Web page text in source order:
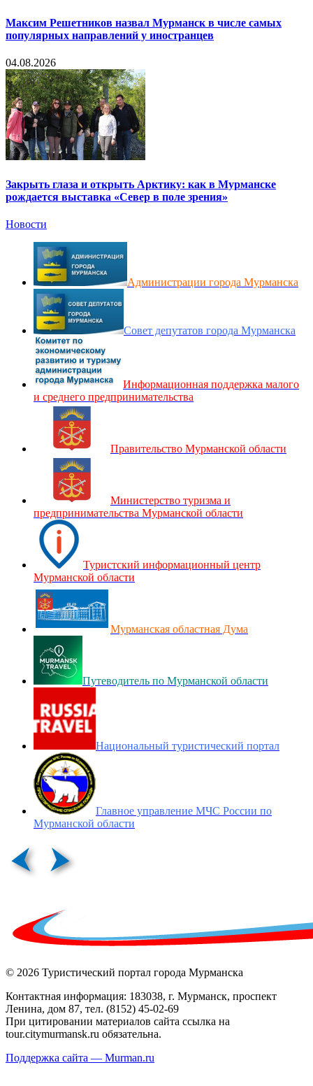
Максим Решетников назвал Мурманск в числе самых
популярных направлений у иностранцев
04.08.2026
Закрыть глаза и открыть Арктику: как в Мурманске
рождается выставка «Север в поле зрения»
Новости
Администрации города Мурманска
Совет депутатов города Мурманска
Информационная поддержка малого
и среднего предпринимательства
Правительство Мурманской области
Министерство туризма и
предпринимательства Мурманской области
Туристский информационный центр
Мурманской области
Мурманская областная Дума
Путеводитель по Мурманской области
Национальный туристический портал
Главное управление МЧС России по
Мурманской области
© 2026 Туристический портал города Мурманска
Контактная информация: 183038, г. Мурманск, проспект
Ленина, дом 87, тел. (8152) 45-02-69
При цитировании материалов сайта ссылка на
tour.citymurmansk.ru обязательна.
Поддержка сайта — Murman.ru